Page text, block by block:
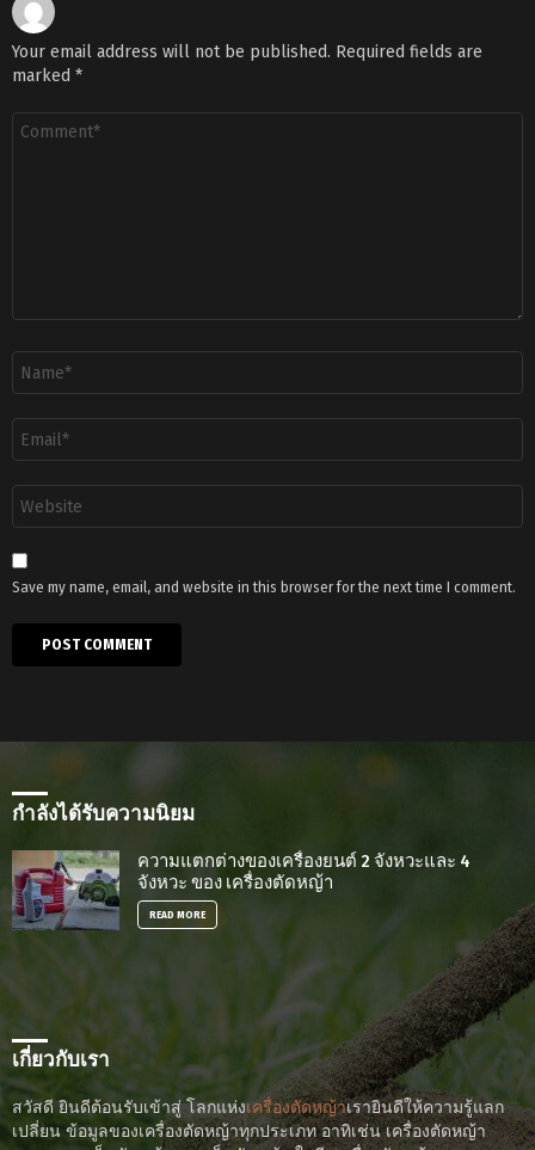
Your email address will not be published. Required fields are
marked *
Comment
Save my name, email, and website in this browser for the next time I comment.
กำลังได้รับความนิยม
ความแตกต่างของเครื่องยนต์ 2 จังหวะและ 4
จังหวะ ของ เครื่องตัดหญ้า
READ MORE
เกี่ยวกับเรา
สวัสดี ยินดีต้อนรับเข้าสู่ โลกแห่งเครื่องตัดหญ้าเรายินดีให้ความรู้แลก
เปลี่ยน ข้อมูลของเครื่องตัดหญ้าทุกประเภท อาทิเช่น เครื่องตัดหญ้า